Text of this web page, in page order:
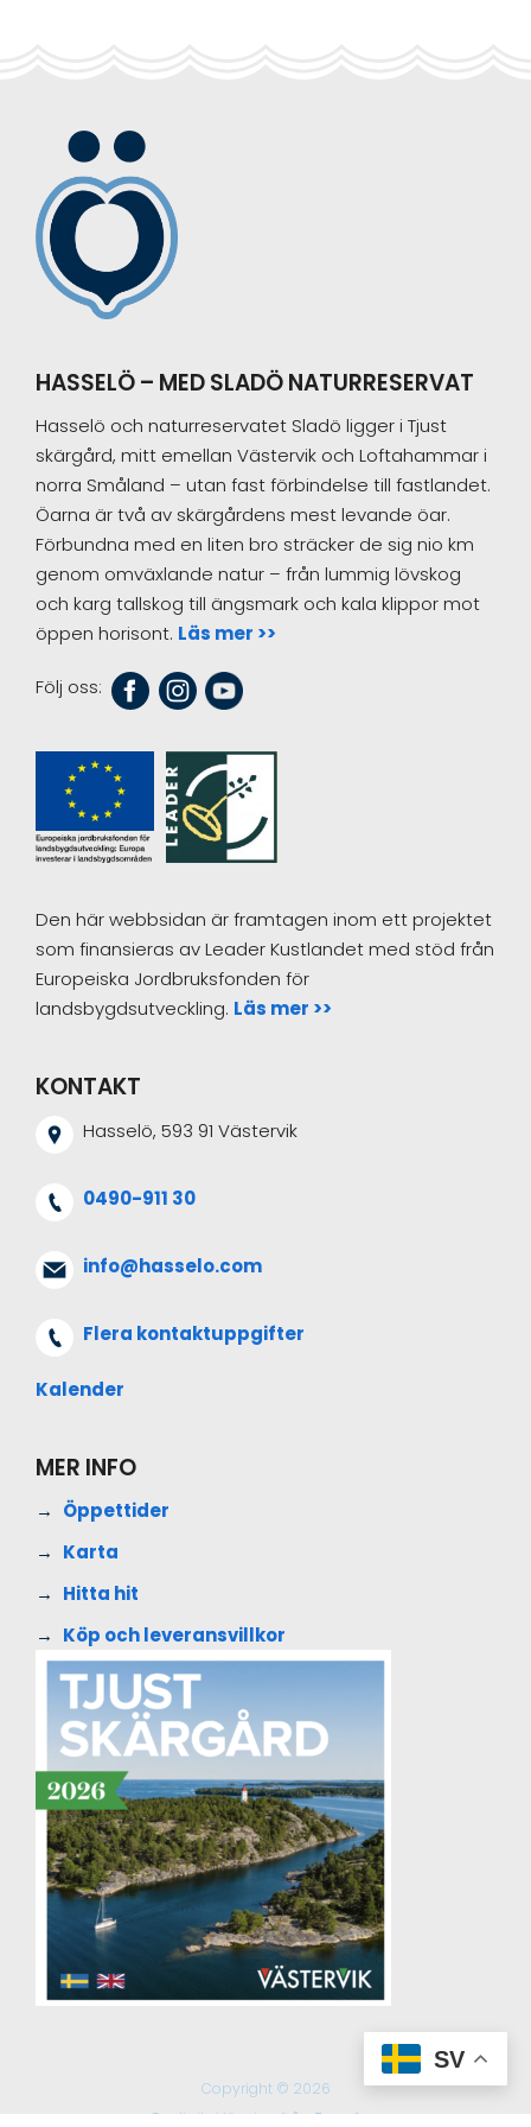
Footer
HASSELÖ – MED SLADÖ NATURRESERVAT
Hasselö och naturreservatet Sladö ligger i Tjust
skärgård, mitt emellan Västervik och Loftahammar i
norra Småland – utan fast förbindelse till fastlandet.
Öarna är två av skärgårdens mest levande öar.
Förbundna med en liten bro sträcker de sig nio km
genom omväxlande natur – från lummig lövskog
och karg tallskog till ängsmark och kala klippor mot
öppen horisont. Läs mer >>
Följ oss:
Den här webbsidan är framtagen inom ett projektet
som finansieras av Leader Kustlandet med stöd från
Europeiska Jordbruksfonden för
landsbygdsutveckling. Läs mer >>
KONTAKT
Hasselö, 593 91 Västervik
0490-911 30
info@hasselo.com
Flera kontaktuppgifter
Kalender
MER INFO
Öppettider
Karta
Hitta hit
Köp och leveransvillkor
Copyright © 2026
En digital lösning från Everday
SV